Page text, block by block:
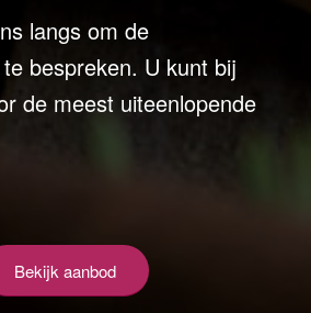
langs om de
bespreken. U kunt bij
de meest uiteenlopende
Bekijk aanbod